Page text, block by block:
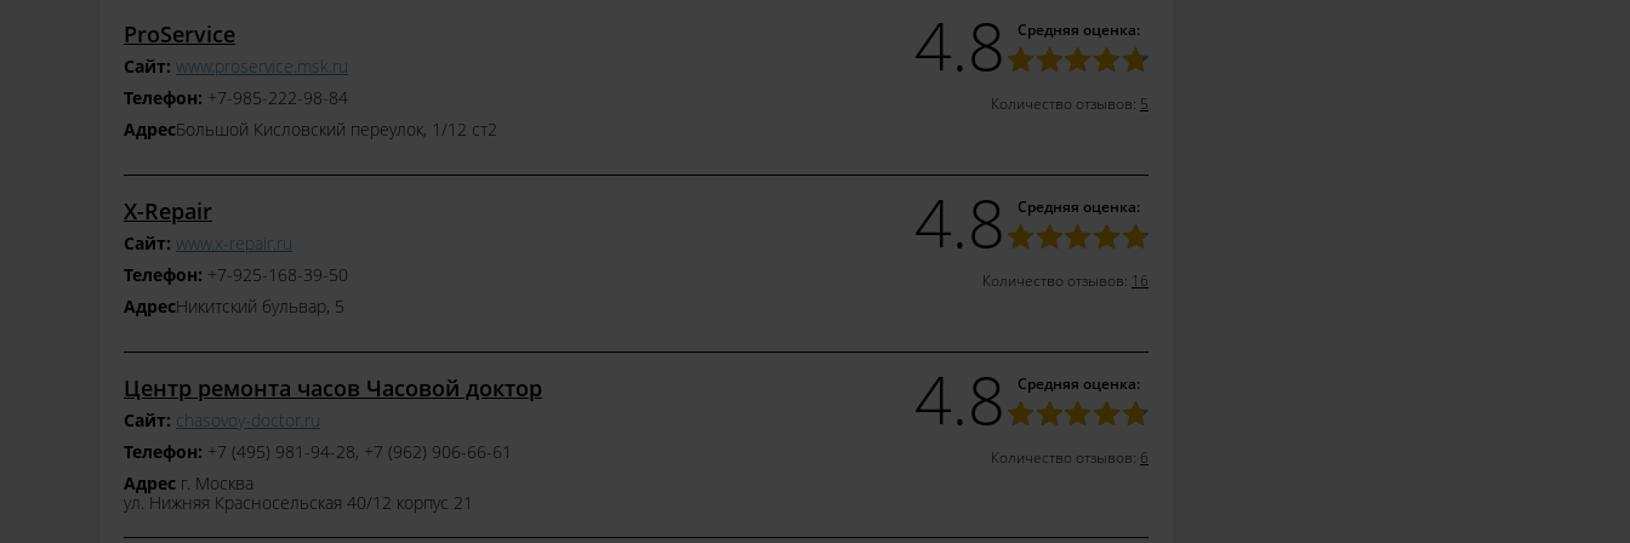
Средняя оценка:
4.8
Количество отзывов: 5
ProService
Сайт: www.proservice.msk.ru
Телефон: +7‒985‒222‒98‒84
Адрес​Большой Кисловский переулок, 1/12 ст2
Средняя оценка:
4.8
Количество отзывов: 16
X-Repair
Сайт: www.x-repair.ru
Телефон: +7‒925‒168‒39‒50
Адрес​Никитский бульвар, 5
Средняя оценка:
4.8
Количество отзывов: 6
Центр ремонта часов Часовой доктор
Сайт: chasovoy-doctor.ru
Телефон: +7 (495) 981-94-28, +7 (962) 906-66-61
Адрес г. Москва
ул. Нижняя Красносельская 40/12 корпус 21